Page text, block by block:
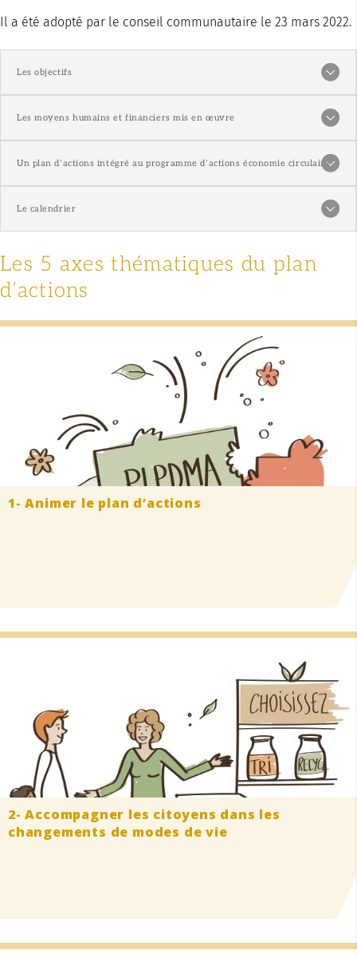
Il a été adopté par le conseil communautaire le 23 mars 2022.
Les objectifs
Les moyens humains et financiers mis en œuvre
Un plan d’actions intégré au programme d’actions économie circulaire
Le calendrier
Les 5 axes thématiques du plan
d’actions
1- Animer le plan d’actions
2- Accompagner les citoyens dans les
changements de modes de vie